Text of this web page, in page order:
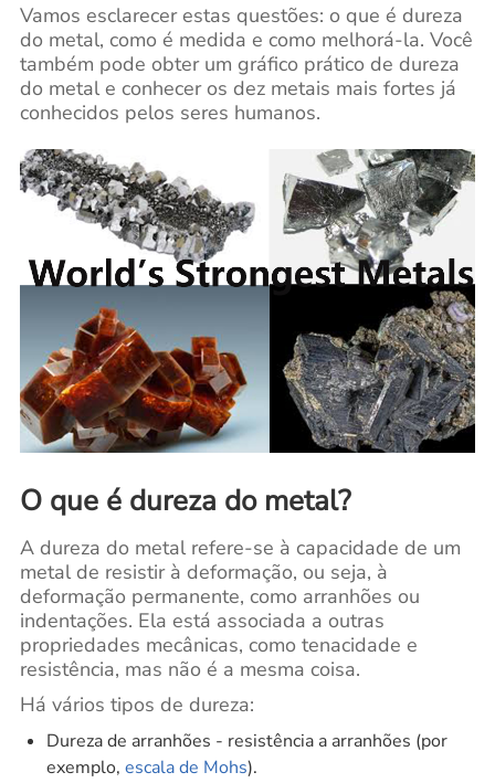
Vamos esclarecer estas questões: o que é dureza
do metal, como é medida e como melhorá-la. Você
também pode obter um gráfico prático de dureza
do metal e conhecer os dez metais mais fortes já
conhecidos pelos seres humanos.
O que é dureza do metal?
A dureza do metal refere-se à capacidade de um
metal de resistir à deformação, ou seja, à
deformação permanente, como arranhões ou
indentações. Ela está associada a outras
propriedades mecânicas, como tenacidade e
resistência, mas não é a mesma coisa.
Há vários tipos de dureza:
Dureza de arranhões - resistência a arranhões (por
exemplo, escala de Mohs).